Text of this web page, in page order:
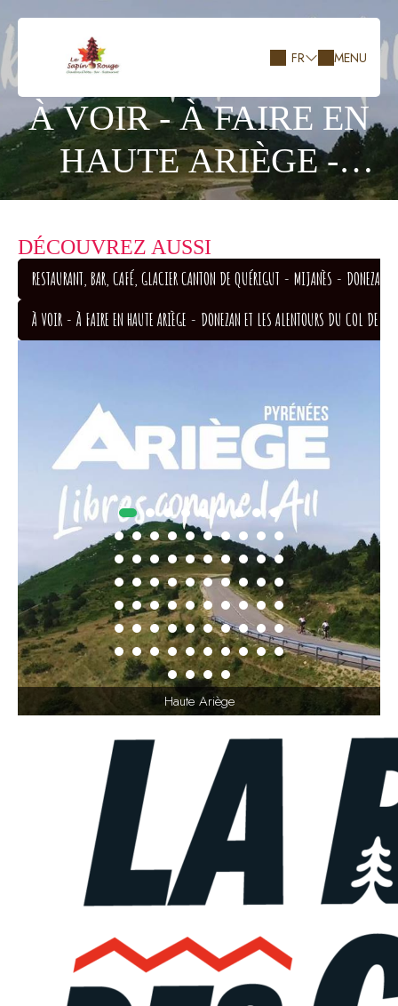
FR MENU
À VOIR - À FAIRE EN
HAUTE ARIÈGE -
DONEZAN ET LES
ALENTOURS DU COL
DE PAILHÈRES ET
BIEN D'AUTRES !!
DÉCOUVREZ AUSSI
RESTAURANT, BAR, CAFÉ, GLACIER CANTON DE QUÉRIGUT - MIJANÈS - DONEZAN
RESTAURANT, BAR, CAFÉ, GLACIER CANTON DE QUÉRIGUT - MIJANÈS - DONEZAN
À VOIR - À FAIRE EN HAUTE ARIÈGE - DONEZAN ET LES ALENTOURS DU COL DE
Haute Ariège